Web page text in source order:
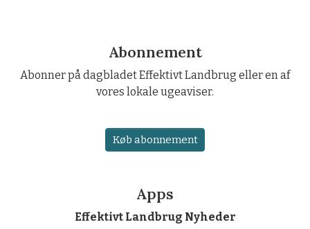
Abonnement
Abonner på dagbladet Effektivt Landbrug eller en af
vores lokale ugeaviser.
Køb abonnement
Apps
Effektivt Landbrug Nyheder